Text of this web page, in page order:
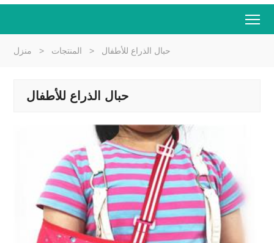
منزل > المنتجات > حبال الذراع للأطفال
حبال الذراع للأطفال